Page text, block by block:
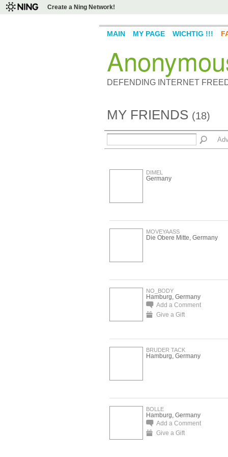
Create a Ning Network!
DEFENDING INTERNET
MAIN MY PAGE WICHTIG !!!
MY FRIENDS (18)
DIMEL
Germany
MOVEYAASS
Die Obere Mitte, Germany
NO_BODY
Hamburg, Germany
Add a Comment
Give a Gift
BRUDER TACK
Hamburg, Germany
BOLLE
Hamburg, Germany
Add a Comment
Give a Gift